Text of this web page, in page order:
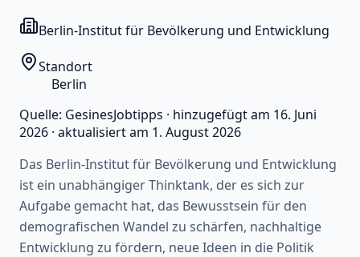
Berlin-Institut für Bevölkerung und Entwicklung
Standort
Berlin
Quelle: GesinesJobtipps · hinzugefügt am 16. Juni
2026 · aktualisiert am 1. August 2026
Das Berlin-Institut für Bevölkerung und Entwicklung
ist ein unabhängiger Thinktank, der es sich zur
Aufgabe gemacht hat, das Bewusstsein für den
demografischen Wandel zu schärfen, nachhaltige
Entwicklung zu fördern, neue Ideen in die Politik